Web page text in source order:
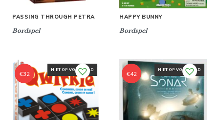
PASSING THROUGH PETRA
Bordspel
HAPPY BUNNY
Bordspel
NIET OP VOORRAAD
€32
NIET OP VOORRAAD
€42